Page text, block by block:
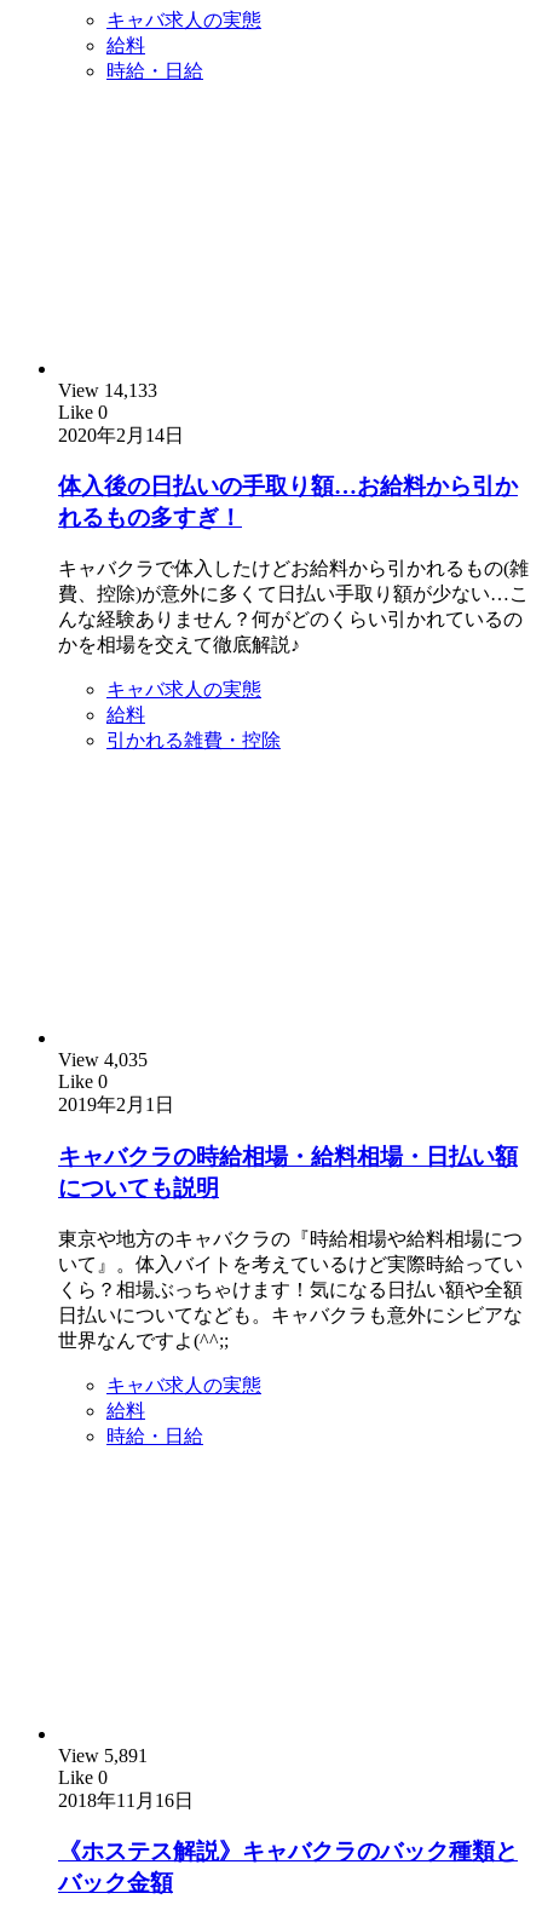
キャバ求人の実態
給料
時給・日給
View 14,133
Like 0
2020年2月14日
体入後の日払いの手取り額…お給料から引か
れるもの多すぎ！
キャバクラで体入したけどお給料から引かれるもの(雑
費、控除)が意外に多くて日払い手取り額が少ない…こ
んな経験ありません？何がどのくらい引かれているの
かを相場を交えて徹底解説♪
キャバ求人の実態
給料
引かれる雑費・控除
View 4,035
Like 0
2019年2月1日
キャバクラの時給相場・給料相場・日払い額
についても説明
東京や地方のキャバクラの『時給相場や給料相場につ
いて』。体入バイトを考えているけど実際時給ってい
くら？相場ぶっちゃけます！気になる日払い額や全額
日払いについてなども。キャバクラも意外にシビアな
世界なんですよ(^^;;
キャバ求人の実態
給料
時給・日給
View 5,891
Like 0
2018年11月16日
《ホステス解説》キャバクラのバック種類と
バック金額